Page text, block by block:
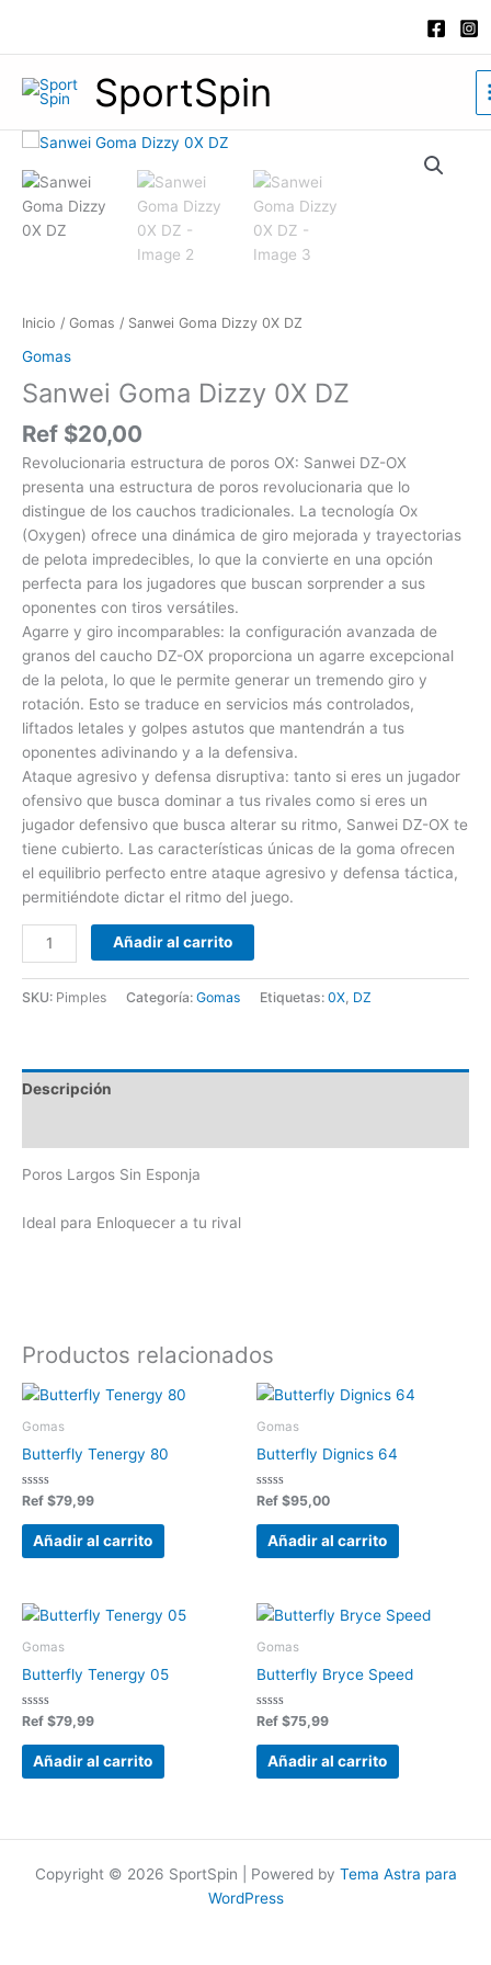
contenido
SportSpin
Inicio / Gomas / Sanwei Goma Dizzy 0X DZ
Gomas
Sanwei Goma Dizzy 0X DZ
Ref $20,00
Revolucionaria estructura de poros OX: Sanwei DZ-OX
presenta una estructura de poros revolucionaria que lo
distingue de los cauchos tradicionales. La tecnología Ox
(Oxygen) ofrece una dinámica de giro mejorada y trayectorias
de pelota impredecibles, lo que la convierte en una opción
perfecta para los jugadores que buscan sorprender a sus
oponentes con tiros versátiles.
Agarre y giro incomparables: la configuración avanzada de
granos del caucho DZ-OX proporciona un agarre excepcional
de la pelota, lo que le permite generar un tremendo giro y
rotación. Esto se traduce en servicios más controlados,
liftados letales y golpes astutos que mantendrán a tus
oponentes adivinando y a la defensiva.
Ataque agresivo y defensa disruptiva: tanto si eres un jugador
ofensivo que busca dominar a tus rivales como si eres un
jugador defensivo que busca alterar su ritmo, Sanwei DZ-OX te
tiene cubierto. Las características únicas de la goma ofrecen
el equilibrio perfecto entre ataque agresivo y defensa táctica,
permitiéndote dictar el ritmo del juego.
Sanwei
Goma
Dizzy
0X
DZ
Añadir al carrito
SKU: Pimples Categoría: Gomas Etiquetas: 0X DZ
Descripción
Poros Largos Sin Esponja
Ideal para Enloquecer a tu rival
Productos relacionados
Gomas
Butterfly Tenergy 80
Valorado
0
Ref $79,99
Añadir al carrito
Gomas
Butterfly Dignics 64
Valorado
0
Ref $95,00
Añadir al carrito
Gomas
Butterfly Tenergy 05
Valorado
0
Ref $79,99
Añadir al carrito
Gomas
Butterfly Bryce Speed
Valorado
0
Ref $75,99
Añadir al carrito
Copyright © 2026 SportSpin | Powered by Tema Astra para
WordPress